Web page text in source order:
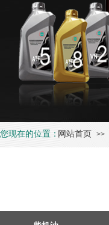
您现在的位置：网站首页 >>